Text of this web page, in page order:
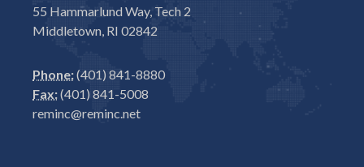
55 Hammarlund Way, Tech 2
Middletown, RI 02842
Phone:(401) 841-8880
Fax:(401) 841-5008
reminc@reminc.net